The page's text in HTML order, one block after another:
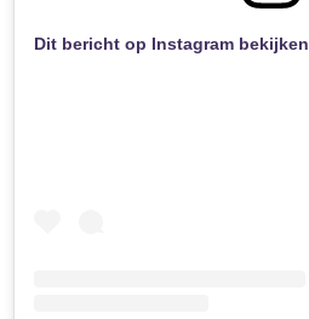
Dit bericht op Instagram bekijken